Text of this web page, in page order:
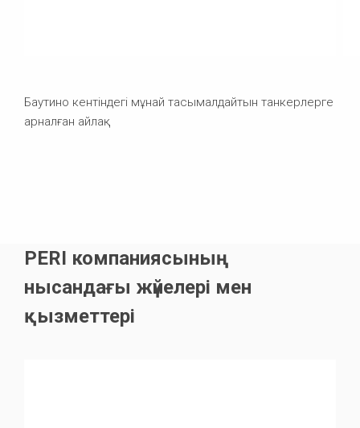
Баутино кентіндегі мұнай тасымалдайтын танкерлерге
арналған айлақ
PERI компаниясының
нысандағы жүйелері мен
қызметтері